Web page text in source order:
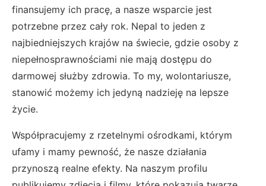
finansujemy ich pracę, a nasze wsparcie jest
potrzebne przez cały rok. Nepal to jeden z
najbiedniejszych krajów na świecie, gdzie osoby z
niepełnosprawnościami nie mają dostępu do
darmowej służby zdrowia. To my, wolontariusze,
stanowić możemy ich jedyną nadzieję na lepsze
życie.
Współpracujemy z rzetelnymi ośrodkami, którym
ufamy i mamy pewność, że nasze działania
przynoszą realne efekty. Na naszym profilu